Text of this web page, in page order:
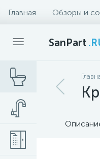
Главная Обзоры и
SanPart